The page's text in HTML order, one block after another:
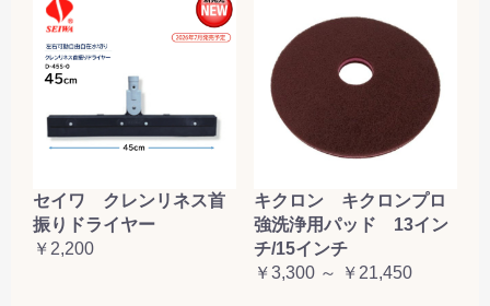
セイワ クレンリネス首
振りドライヤー
￥2,200
キクロン キクロンプロ
強洗浄用パッド 13イン
チ/15インチ
￥3,300 ～ ￥21,450